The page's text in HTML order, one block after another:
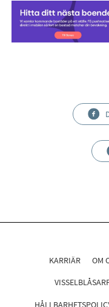
KARRIÄR OM